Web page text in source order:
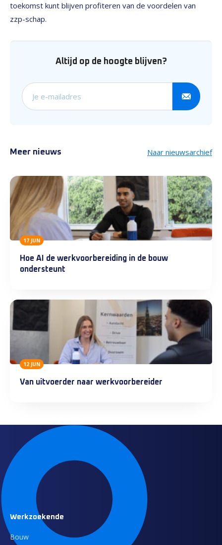
toekomst kunt blijven profiteren van de voordelen van
zzp-schap.
Altijd op de hoogte blijven?
Schrijf je in voor onze
Meer nieuws Naar nieuwsarchief
17 JUN
Hoe AI de werkvoorbereiding in de bouw
ondersteunt
12 JUN
Van uitvoerder naar werkvoorbereider
Werkzoekende
Bouw